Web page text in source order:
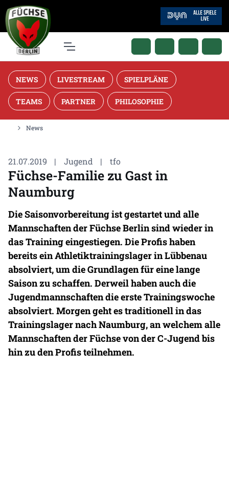
NEWS LIVESTREAM SPIELPLÄNE
TEAMS PARTNER PHILOSOPHIE
News
21.07.2019 | Jugend | tfo
Füchse-Familie zu Gast in
Naumburg
Die Saisonvorbereitung ist gestartet und alle
Mannschaften der Füchse Berlin sind wieder in
das Training eingestiegen. Die Profis haben
bereits ein Athletiktrainingslager in Lübbenau
absolviert, um die Grundlagen für eine lange
Saison zu schaffen. Derweil haben auch die
Jugendmannschaften die erste Trainingswoche
absolviert. Morgen geht es traditionell in das
Trainingslager nach Naumburg, an welchem alle
Mannschaften der Füchse von der C-Jugend bis
hin zu den Profis teilnehmen.